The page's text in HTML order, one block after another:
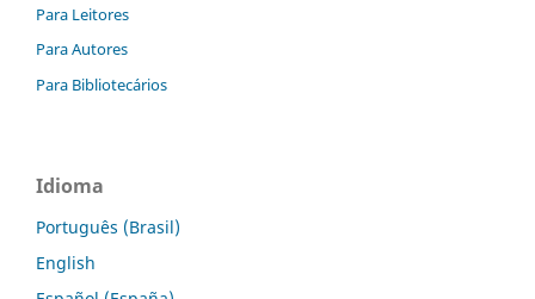
Para Leitores
Para Autores
Para Bibliotecários
Idioma
Português (Brasil)
English